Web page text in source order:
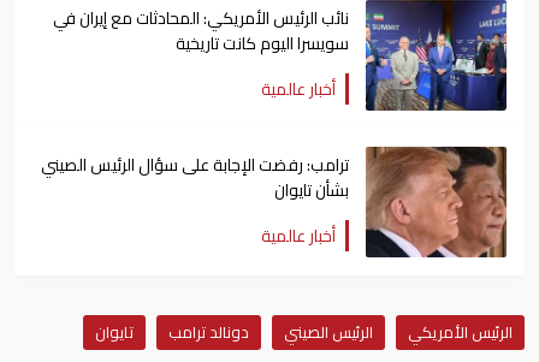
نائب الرئيس الأمريكي: المحادثات مع إيران في
سويسرا اليوم كانت تاريخية
أخبار عالمية
ترامب: رفضت الإجابة على سؤال الرئيس الصيني
بشأن تايوان
أخبار عالمية
الرئيس الأمريكي الرئيس الصيني دونالد ترامب
تايوان